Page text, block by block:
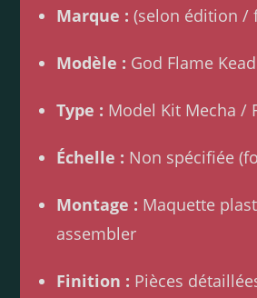
Marque : (selon édition /
Modèle : God Flame
Type : Model Kit Mecha /
Échelle : Non spécifiée
Montage : Maquette
assembler
Finition : Pièces